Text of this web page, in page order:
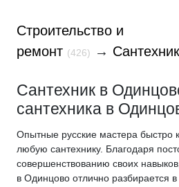
Строительство и
ремонт (426) →
Сантехник в
сантехника в
Опытные русские мастера быстро
любую сантехнику. Благодаря
совершенствованию своих
в Одинцово отлично разбирается